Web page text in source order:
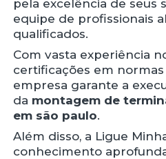
pela excelência de seus
equipe de profissionais
qualificados.
Com vasta experiência
certificações em
empresa garante a
da montagem de
em são paulo.
Além disso, a Ligue
conhecimento